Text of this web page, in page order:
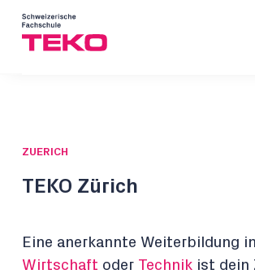
ZUERICH
TEKO Zürich
Eine anerkannte Weiterbildung
Wirtschaft oder Technik ist dein